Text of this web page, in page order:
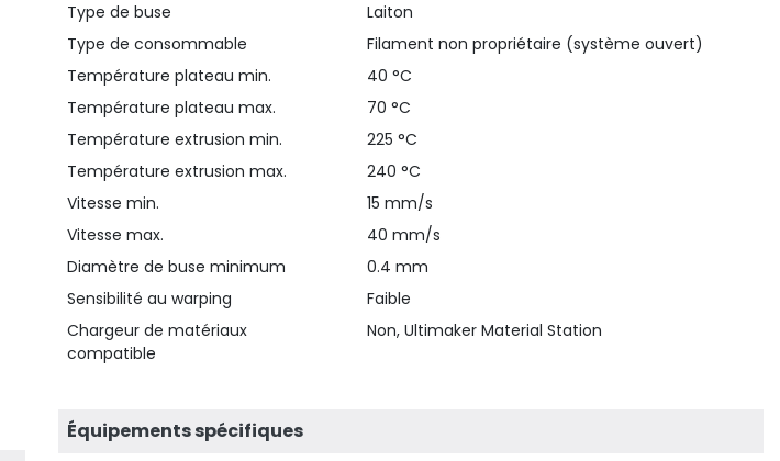
Type de buse
Laiton
Type de consommable
Filament non propriétaire (système ouvert)
Température plateau min.
40 °C
Température plateau max.
70 °C
Température extrusion min.
225 °C
Température extrusion max.
240 °C
Vitesse min.
15 mm/s
Vitesse max.
40 mm/s
Diamètre de buse minimum
0.4 mm
Sensibilité au warping
Faible
Chargeur de matériaux
compatible
Non, Ultimaker Material Station
Équipements spécifiques